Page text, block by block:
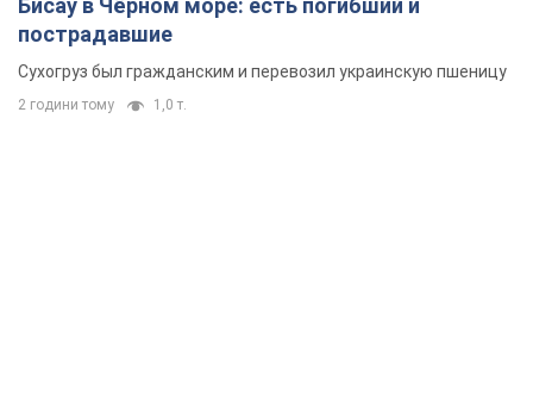
Бисау в Чёрном море: есть погибший и
пострадавшие
Сухогруз был гражданским и перевозил украинскую пшеницу
2 години тому 1,0 т.